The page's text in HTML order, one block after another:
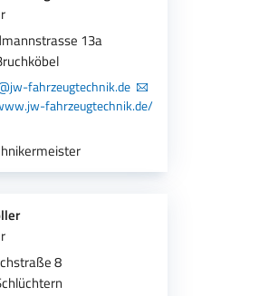
13a
fahrzeugtechnik.de
fahrzeugtechnik.de/
8